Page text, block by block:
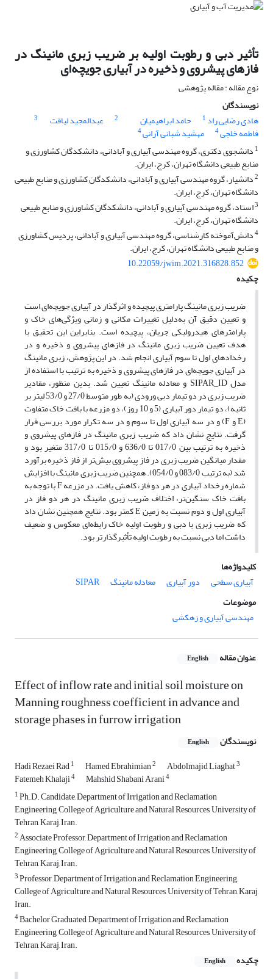
تأثیر دبی و رطوبت اولیه بر ضریب زبری مانینگ در
فازهای پیشروی و ذخیره در آبیاری جویچه‌ای
نوع مقاله : مقاله پژوهشی
نویسندگان
هادی رضایی راد 1 حامد ابراهیمیان 2 عبدالمجید لیاقت 3
فاطمه خلجی4 مهشید شبانی آرانی4
1 دانشجوی دکتری، گروه مهندسی آبیاری و آبادانی، دانشکدگان کشاورزی و
منابع طبیعی دانشگاه تهران، کرج، ایران.
2دانشیار، گروه مهندسی آبیاری و آبادانی، دانشکدگان کشاورزی و منابع طبیعی
دانشگاه تهران، کرج، ایران.
3استاد، گروه مهندسی آبیاری و آبادانی، دانشکدگان کشاورزی و منابع طبیعی
دانشگاه تهران، کرج، ایران.
4دانش‌آموخته کارشناسی، گروه مهندسی آبیاری و آبادانی، پردیس کشاورزی
و منابع طبیعی دانشگاه تهران، کرج، ایران.
10.22059/jwim.2021.316828.852
چکیده
ضریب زبری مانینگ پارامتری پیچیده و اثرگذار در آبیاری جویچه‌ای است
و تعیین دقیق آن به‌دلیل تغییرات مکانی و زمانی ویژگی‌های خاک و
پارامترهای هیدرولیکی جریان، پیچیده است. بنابراین این تحقیق با
هدف تعیین ضریب زبری مانینگ در فازهای پیشروی و ذخیره و در
رخدادهای اول تا سوم آبیاری انجام شد. در این پژوهش، زبری مانینگ
در آبیاری جویچه‌ای در فازهای پیشروی و ذخیره به ترتیب با استفاده از
مدل SIPAR_ID و معادله مانینگ تعیین شد. بدین منظور، مقادیر
ضریب زبری در دو تیمار دبی ورودی (به طور متوسط 27/0 و 53/0 لیتر بر
ثانیه)، دو تیمار دور آبیاری (5 و 10 روز)، دو مزرعه با بافت خاک متفاوت
(E و F) و در سه آبیاری اول تا سوم و در سه تکرار مورد بررسی قرار
گرفت. نتایج نشان داد که ضریب زبری مانینگ در فازهای پیشروی و
ذخیره به ترتیب بین 017/0 تا 636/0 و 015/0 تا 317/0 متغیر بود و
مقدار میانگین ضریب زبری در فاز پیشروی بیش‌تر از فاز ذخیره برآورد
شد (به ترتیب 083/0 و 054/0). همچنین ضریب زبری مانینگ با افزایش
شماره رخداد آبیاری در هر دو فاز، کاهش یافت. در مزرعه F با توجه به
بافت خاک سنگین‌تر، اختلاف ضریب زبری مانینگ در هر دو فاز در
آبیاری اول و دوم نسبت به زمین E کمتر بود. نتایج همچنین نشان داد
که ضریب زبری با دبی و رطوبت اولیه خاک رابطه‌ای معکوس و ضعیف
داشت اما دبی نسبت به رطوبت اولیه تأثیرگذارتر بود.
کلیدواژه‌ها
آبیاری سطحی
دور آبیاری معادله مانینگ
SIPAR
موضوعات
مهندسی آبیاری و زهکشی
عنوان مقاله English
Effect of inflow rate and initial soil moisture on
Manning roughness coefficient in advance and
storage phases in furrow irrigation
نویسندگان English
Hadi Rezaei Rad1 Hamed Ebrahimian2 Abdolmajid Liaghat3
Fatemeh Khalaji4 Mahshid Shabani Arani4
1Ph.D. Candidate, Department of Irrigation and Reclamation
Engineering, College of Agriculture and Natural Resources, University of
Tehran, Karaj, Iran.
2Associate Professor, Department of Irrigation and Reclamation
Engineering, College of Agriculture and Natural Resources, University of
Tehran, Karaj, Iran.
3Professor, Department of Irrigation and Reclamation Engineering,
College of Agriculture and Natural Resources, University of Tehran, Karaj,
Iran.
4Bachelor Graduated, Department of Irrigation and Reclamation
Engineering, College of Agriculture and Natural Resources, University of
Tehran, Karaj, Iran.
چکیده
English